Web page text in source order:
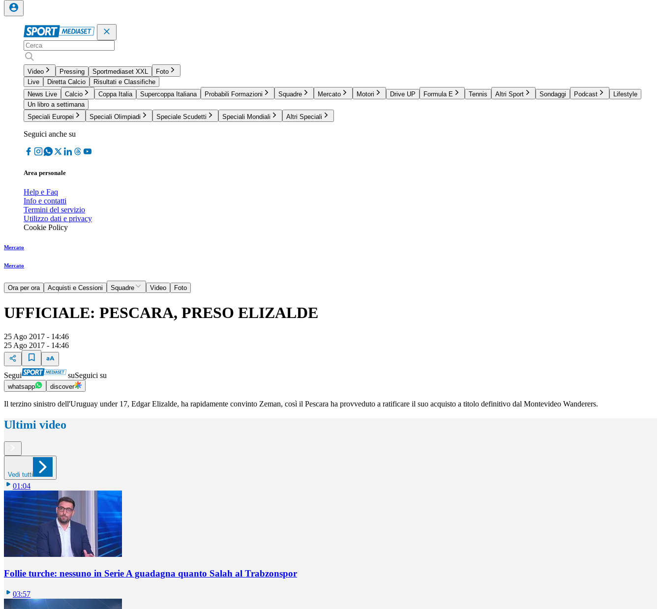
Video Pressing Sportmediaset XXL
Foto
Live
Diretta Calcio
Risultati e Classifiche
News Live
Calcio Coppa Italia Supercoppa Italiana Probabili Formazioni Squadre Mercato Motori Drive UP Formula E Tennis Altri Sport Sondaggi Podcast
Lifestyle
Un libro a settimana
Speciali Europei
Speciali Olimpiadi Speciale Scudetti Speciali Mondiali Altri Speciali
Seguici anche su
Area personale
Help e Faq
Info e contatti
Termini del servizio
Utilizzo dati e privacy
Cookie Policy
Mercato
Mercato
Ora per ora Acquisti e Cessioni Squadre Video Foto
UFFICIALE: PESCARA, PRESO ELIZALDE
25 Ago 2017 - 14:46
25 Ago 2017 - 14:46
Segui suSeguici su
whatsapp discover
Il terzino sinistro dell'Uruguay under 17, Edgar Elizalde, ha rapidamente convinto Zeman, così il Pescara ha provveduto a ratificare il suo acquisto a titolo definitivo dal Montevideo Wanderers.
Ultimi video
Vedi tutti
01:04
Follie turche: nessuno in Serie A guadagna quanto Salah al Trabzonspor
03:57